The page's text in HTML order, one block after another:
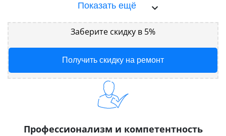
Показать ещё
Заберите скидку в 5%
Получить скидку на ремонт
Профессионализм и компетентность